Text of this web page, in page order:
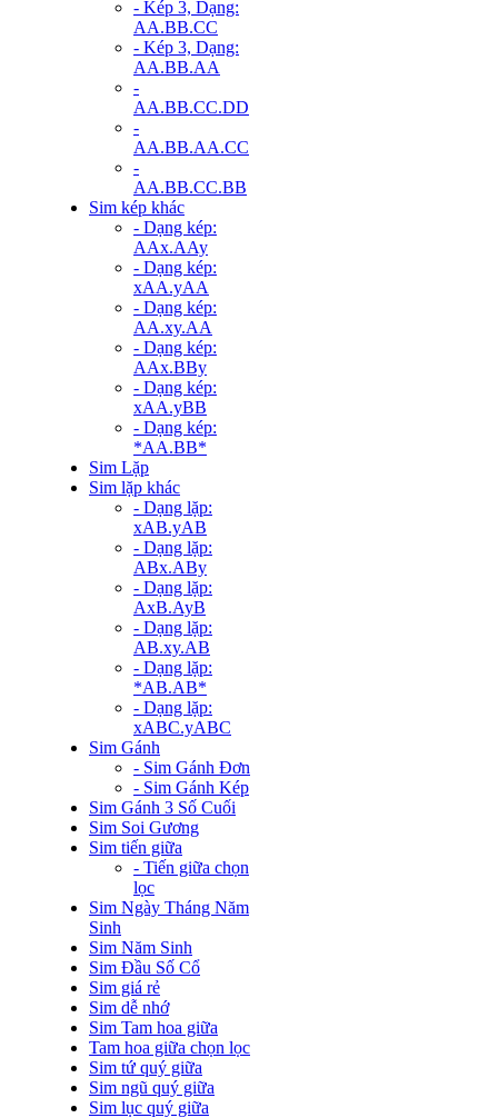
- Kép 3, Dạng:
AA.BB.CC
- Kép 3, Dạng:
AA.BB.AA
-
AA.BB.CC.DD
-
AA.BB.AA.CC
-
AA.BB.CC.BB
Sim kép khác
- Dạng kép:
AAx.AAy
- Dạng kép:
xAA.yAA
- Dạng kép:
AA.xy.AA
- Dạng kép:
AAx.BBy
- Dạng kép:
xAA.yBB
- Dạng kép:
*AA.BB*
Sim Lặp
Sim lặp khác
- Dạng lặp:
xAB.yAB
- Dạng lặp:
ABx.ABy
- Dạng lặp:
AxB.AyB
- Dạng lặp:
AB.xy.AB
- Dạng lặp:
*AB.AB*
- Dạng lặp:
xABC.yABC
Sim Gánh
- Sim Gánh Đơn
- Sim Gánh Kép
Sim Gánh 3 Số Cuối
Sim Soi Gương
Sim tiến giữa
- Tiến giữa chọn
lọc
Sim Ngày Tháng Năm
Sinh
Sim Năm Sinh
Sim Đầu Số Cổ
Sim giá rẻ
Sim dễ nhớ
Sim Tam hoa giữa
Tam hoa giữa chọn lọc
Sim tứ quý giữa
Sim ngũ quý giữa
Sim lục quý giữa